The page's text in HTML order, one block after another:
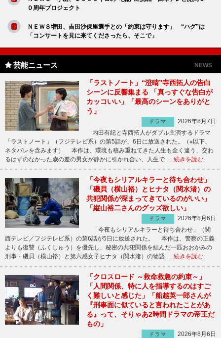
０周年プロジェクト
ＮＥＷＳ増田、吉田沙保里選手との「約束は守ります」 “ハグ”は
「コンサートを見に来てくださったら、そこで」
芸能ニュース NEWS
「ラストノート」“澄晴”寺西拓人の告白
シーンに反響集まる 「真っすぐな告白が
カッコいい」「最高のシーンをありがと
う」
ドラマ
2026年8月7日
内田有紀と寺西拓人がダブル主演するドラマ
「ラストノート」（フジテレビ系）の第5話が、6日に放送された。（※以下、
ネタバレを含みます） 本作は、環境も積み重ねてきた人生も全く違う、交わ
るはずのなかった歳の差の男女が静かに引かれ合い、人生で … 続きを読む
「今夜もシリアルキラーと待ち合わせ」
「磯貝（横山裕）とヒナタ（関水渚）の
共犯関係が深まってきているのがいい」
「縦山裕二さんのグッズ欲しい」
ドラマ
2026年8月6日
「今夜もシリアルキラーと待ち合わせ」（関
西テレビ／フジテレビ系）の第6話が5日に放送された。 本作は、警察の正義
よりも復讐（ふくしゅう）を優先し、秘密の共犯関係を結んだ一匹おおかみの
刑事・磯貝（横山裕）と第六感女子ヒナタ（関水渚）の物語 … 続きを読む
「クロスロード ～救命救急の約束～」
「人間関係、特に人を指導するのはすご
く難しいと感じた」「船越英一郎さんが
『刑事面に似ていると言われたことがあ
る』って、そりゃあ2時間ドラマの帝王だ
もの」
ドラマ
2026年8月6日